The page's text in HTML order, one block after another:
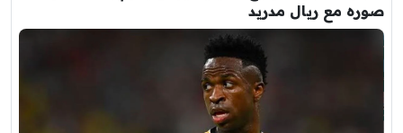
صوره مع ريال مدريد